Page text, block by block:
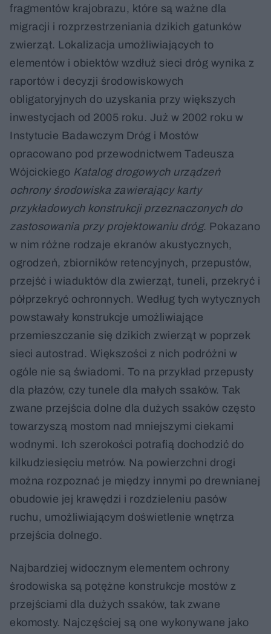
fragmentów krajobrazu, które są ważne dla
migracji i rozprzestrzeniania dzikich gatunków
zwierząt. Lokalizacja umożliwiających to
elementów i obiektów wzdłuż sieci dróg wynika z
raportów i decyzji środowiskowych
obligatoryjnych do uzyskania przy większych
inwestycjach od 2005 roku. Już w 2002 roku w
Instytucie Badawczym Dróg i Mostów
opracowano pod przewodnictwem Tadeusza
Wójcickiego Katalog drogowych urządzeń
ochrony środowiska zawierający karty
przykładowych konstrukcji przeznaczonych do
zastosowania przy projektowaniu dróg. Pokazano
w nim różne rodzaje ekranów akustycznych,
ogrodzeń, zbiorników retencyjnych, przepustów,
przejść i wiaduktów dla zwierząt, tuneli, przekryć i
półprzekryć ochronnych. Według tych wytycznych
powstawały konstrukcje umożliwiające
przemieszczanie się dzikich zwierząt w poprzek
sieci autostrad. Większości z nich podróżni w
ogóle nie są świadomi. To na przykład przepusty
dla płazów, czy tunele dla małych ssaków. Tak
zwane przejścia dolne dla dużych ssaków często
towarzyszą mostom nad mniejszymi ciekami
wodnymi. Ich szerokości potrafią dochodzić do
kilkudziesięciu metrów. Na powierzchni drogi
można rozpoznać je między innymi po drewnianej
obudowie jej krawędzi i rozdzieleniu pasów
ruchu, umożliwiającym doświetlenie wnętrza
przejścia dolnego.
Najbardziej widocznym elementem ochrony
środowiska są potężne konstrukcje mostów z
przejściami dla dużych ssaków, tak zwane
ekomosty. Najczęściej są one wykonywane jako